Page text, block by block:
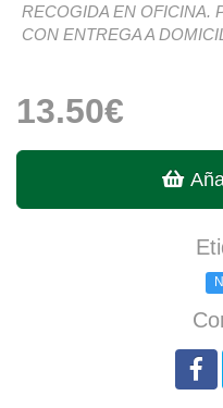
RECOGIDA EN OFICINA.
CON ENTREGA A
13.50€